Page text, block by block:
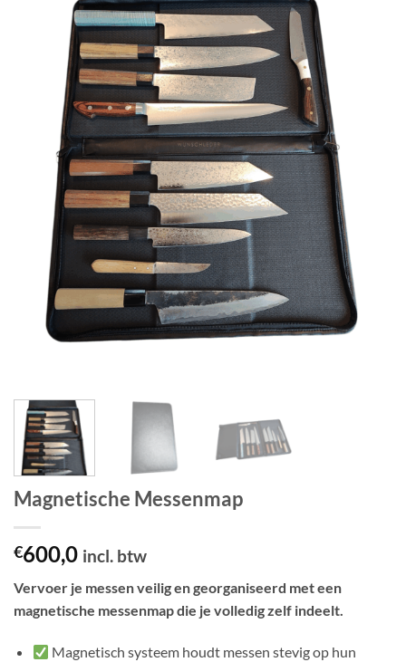
Magnetische Messenmap
€600,0 incl. btw
Vervoer je messen veilig en georganiseerd met een
magnetische messenmap die je volledig zelf indeelt.
Magnetisch systeem houdt messen stevig op hun